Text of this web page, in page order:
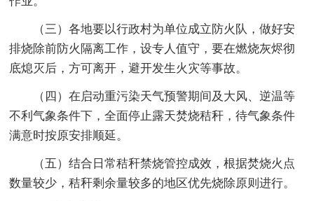
（三）各地要以行政村为单位成立防火队，做好安
排烧除前防火隔离工作，设专人值守，要在燃烧灰烬彻
底熄灭后，方可离开，避开发生火灾等事故。
（四）在启动重污染天气预警期间及大风、逆温等
不利气象条件下，全面停止露天焚烧秸秆，待气象条件
满意时按原安排顺延。
（五）结合日常秸秆禁烧管控成效，根据焚烧火点
数量较少，秸秆剩余量较多的地区优先烧除原则进行。